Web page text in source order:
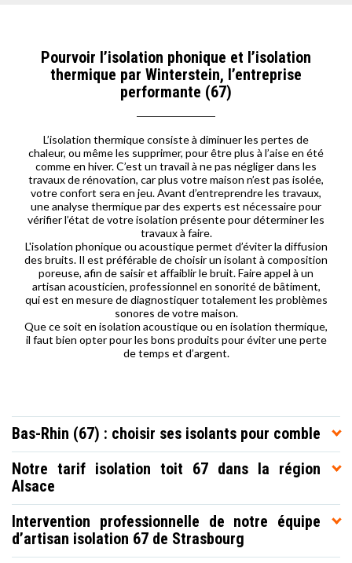
Pourvoir l’isolation phonique et l’isolation
thermique par Winterstein, l’entreprise
performante (67)
L’isolation thermique consiste à diminuer les pertes de
chaleur, ou même les supprimer, pour être plus à l’aise en été
comme en hiver. C’est un travail à ne pas négliger dans les
travaux de rénovation, car plus votre maison n’est pas isolée,
votre confort sera en jeu. Avant d’entreprendre les travaux,
une analyse thermique par des experts est nécessaire pour
vérifier l’état de votre isolation présente pour déterminer les
travaux à faire.
L'isolation phonique ou acoustique permet d’éviter la diffusion
des bruits. Il est préférable de choisir un isolant à composition
poreuse, afin de saisir et affaiblir le bruit. Faire appel à un
artisan acousticien, professionnel en sonorité de bâtiment,
qui est en mesure de diagnostiquer totalement les problèmes
sonores de votre maison.
Que ce soit en isolation acoustique ou en isolation thermique,
il faut bien opter pour les bons produits pour éviter une perte
de temps et d’argent.
Bas-Rhin (67) : choisir ses isolants pour comble
Notre tarif isolation toit 67 dans la région
Alsace
Intervention professionnelle de notre équipe
d’artisan isolation 67 de Strasbourg